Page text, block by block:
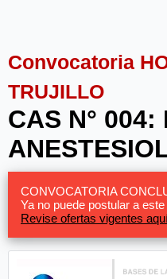
Convocatoria
TRUJILLO
CAS N° 004:
CONVOCATORIA
Ya no puede postular a
Revise ofertas vigentes